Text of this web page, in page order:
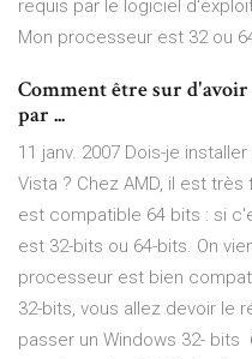
requis par le logiciel
Mon processeur est 32 ou
Comment être sur
par ...
11 janv. 2007 Dois-je
Vista ? Chez AMD, il est
est compatible 64 bits : si
est 32-bits ou 64-bits. On
processeur est bien
32-bits, vous allez devoir le
passer un Windows 32- bits